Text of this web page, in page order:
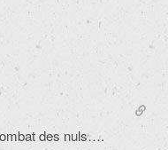
des nuls….